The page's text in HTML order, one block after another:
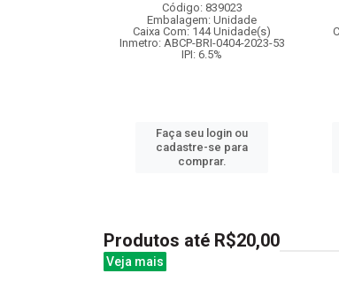
Código: 839023
Embalagem: Unidade
Caixa Com: 144 Unidade(s)
Inmetro: ABCP-BRI-0404-2023-53
IPI: 6.5%
Faça seu login ou
cadastre-se para
comprar.
Produtos até R$20,00
Veja mais